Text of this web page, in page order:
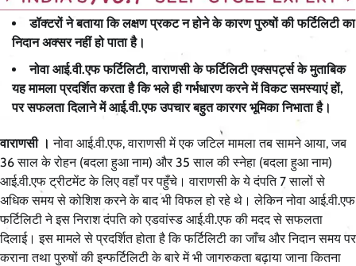
डॉक्टरों ने बताया कि लक्षण प्रकट न होने के कारण पुरुषों की फर्टिलिटी का
निदान अक्सर नहीं हो पाता है।
नोवा आई.वी.एफ फर्टिलिटी, वाराणसी के फर्टिलिटी एक्सपर्ट्स के मुताबिक
यह मामला प्रदर्शित करता है कि भले ही गर्भधारण करने में विकट समस्याएं हों,
पर सफलता दिलाने में आई.वी.एफ उपचार बहुत कारगर भूमिका निभाता है।
वाराणसी । नोवा आई.वी.एफ, वाराणसी में एक जटिल मामला तब सामने आया, जब
36 साल के रोहन (बदला हुआ नाम) और 35 साल की स्नेहा (बदला हुआ नाम)
आई.वी.एफ ट्रीटमेंट के लिए वहाँ पर पहुँचे। वाराणसी के ये दंपति 7 सालों से
अधिक समय से कोशिश करने के बाद भी विफल हो रहे थे। लेकिन नोवा आई.वी.एफ
फर्टिलिटी ने इस निराश दंपति को एडवांस्ड आई.वी.एफ की मदद से सफलता
दिलाई। इस मामले से प्रदर्शित होता है कि फर्टिलिटी का जाँच और निदान समय पर
कराना तथा पुरुषों की इन्फर्टिलिटी के बारे में भी जागरुकता बढ़ाया जाना कितना